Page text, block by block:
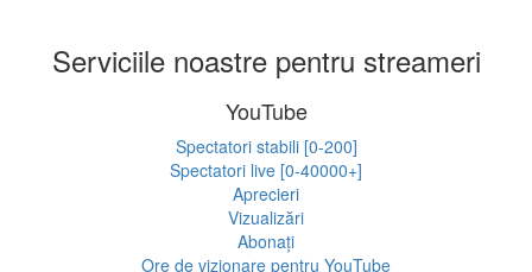
Serviciile noastre pentru streameri
YouTube
Spectatori stabili [0-200]
Spectatori live [0-40000+]
Aprecieri
Vizualizări
Abonați
Ore de vizionare pentru YouTube